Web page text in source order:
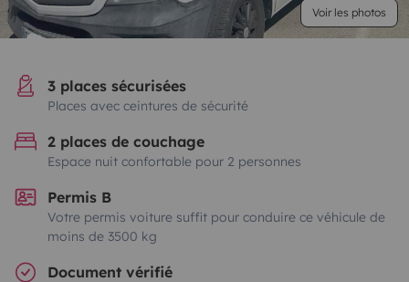
Voir les photos
3 places sécurisées
Places avec ceintures de sécurité
2 places de couchage
Espace nuit confortable pour 2 personnes
Permis B
Votre permis voiture suffit pour conduire ce véhicule de
moins de 3500 kg
Document vérifié